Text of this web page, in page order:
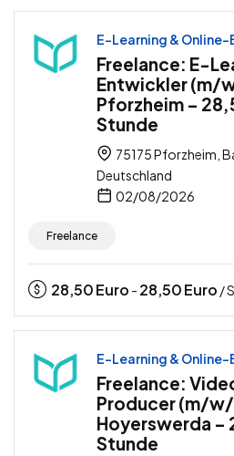
E-Learning &
Freelance: E-
Entwickler (m/
Pforzheim –
Stunde
75175 Pforzheim,
Deutschland
02/08/2026
Freelance
28,50Euro - 28,50Euro /
E-Learning &
Freelance:
Producer (m/
Hoyerswerda
Stunde